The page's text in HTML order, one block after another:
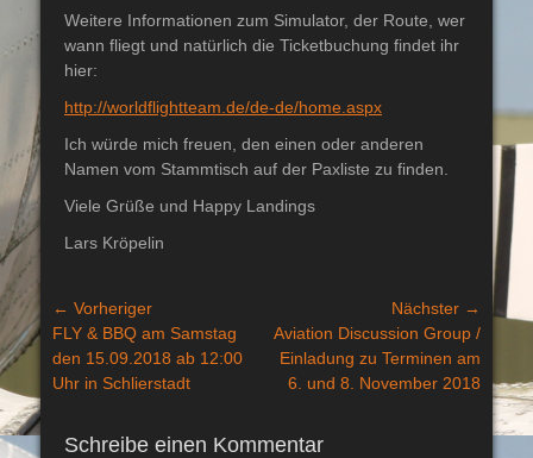
Weitere Informationen zum Simulator, der Route, wer
wann fliegt und natürlich die Ticketbuchung findet ihr
hier:
http://worldflightteam.de/de-de/home.aspx
Ich würde mich freuen, den einen oder anderen
Namen vom Stammtisch auf der Paxliste zu finden.
Viele Grüße und Happy Landings
Lars Kröpelin
Beitragsnavigation
← Vorheriger
Vorheriger
Beitrag:
FLY & BBQ am Samstag
den 15.09.2018 ab 12:00
Uhr in Schlierstadt
Nächster →
Nächster
Beitrag:
Aviation Discussion Group /
Einladung zu Terminen am
6. und 8. November 2018
Schreibe einen Kommentar